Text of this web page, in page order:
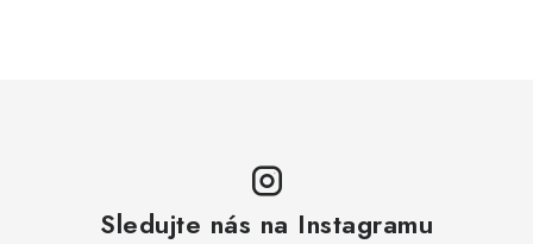
Sledujte nás na Instagramu